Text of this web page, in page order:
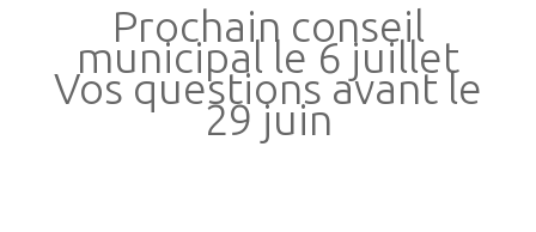
Prochain conseil
municipal le 6 juillet
Vos questions avant le
29 juin